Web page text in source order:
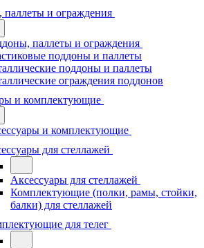
и ограждения
паллеты и ограждения
поддоны и паллеты
поддоны и паллеты
ограждения поддонов
и комплектующие
и комплектующие
для стеллажей
Аксессуары для стеллажей
Комплектующие (полки, рамы, стойки,
балки) для стеллажей
для телег